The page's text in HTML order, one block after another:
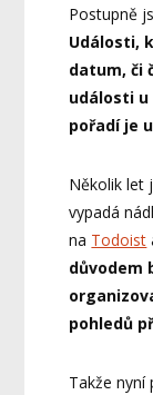
Postupně
Události,
datum, či
události u
pořadí je
Několik let
vypadá
na Todoist
důvodem
pohledů
Takže